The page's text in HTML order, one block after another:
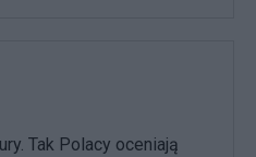
Tak Polacy oceniają